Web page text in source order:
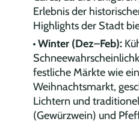
Erlebnis der
Highlights der Stadt
Winter (Dez–Feb):
festliche Märkte wie
Weihnachtsmarkt,
Lichtern und
(Gewürzwein) und